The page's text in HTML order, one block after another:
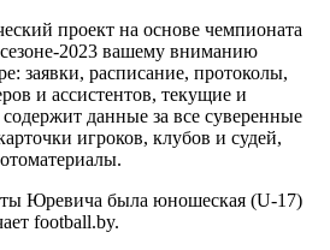
проект на основе чемпионата
2023 вашему вниманию
заявки, расписание, протоколы,
и ассистентов, текущие и
данные за все суверенные
игроков, клубов и судей,
Юревича была юношеская (U-17)
football.by.